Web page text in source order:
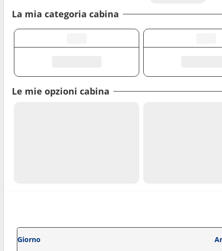
La mia categoria cabina
Le mie opzioni cabina
Giorno